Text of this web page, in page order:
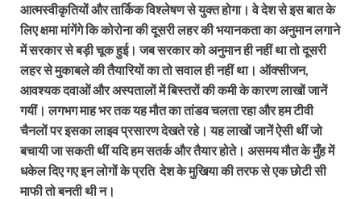
आत्मस्वीकृतियों और तार्किक विश्लेषण से युक्त होगा। वे देश से इस बात के
लिए क्षमा मांगेंगे कि कोरोना की दूसरी लहर की भयानकता का अनुमान लगाने
में सरकार से बड़ी चूक हुई। जब सरकार को अनुमान ही नहीं था तो दूसरी
लहर से मुकाबले की तैयारियों का तो सवाल ही नहीं था। ऑक्सीजन,
आवश्यक दवाओं और अस्पतालों में बिस्तरों की कमी के कारण लाखों जानें
गयीं। लगभग माह भर तक यह मौत का तांडव चलता रहा और हम टीवी
चैनलों पर इसका लाइव प्रसारण देखते रहे। यह लाखों जानें ऐसी थीं जो
बचायी जा सकती थीं यदि हम सतर्क और तैयार होते। असमय मौत के मुँह में
धकेल दिए गए इन लोगों के प्रति देश के मुखिया की तरफ से एक छोटी सी
माफी तो बनती थी न।